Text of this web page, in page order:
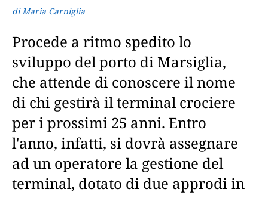
di Maria Carniglia
Procede a ritmo spedito lo
sviluppo del porto di Marsiglia,
che attende di conoscere il nome
di chi gestirà il terminal crociere
per i prossimi 25 anni. Entro
l'anno, infatti, si dovrà assegnare
ad un operatore la gestione del
terminal, dotato di due approdi in